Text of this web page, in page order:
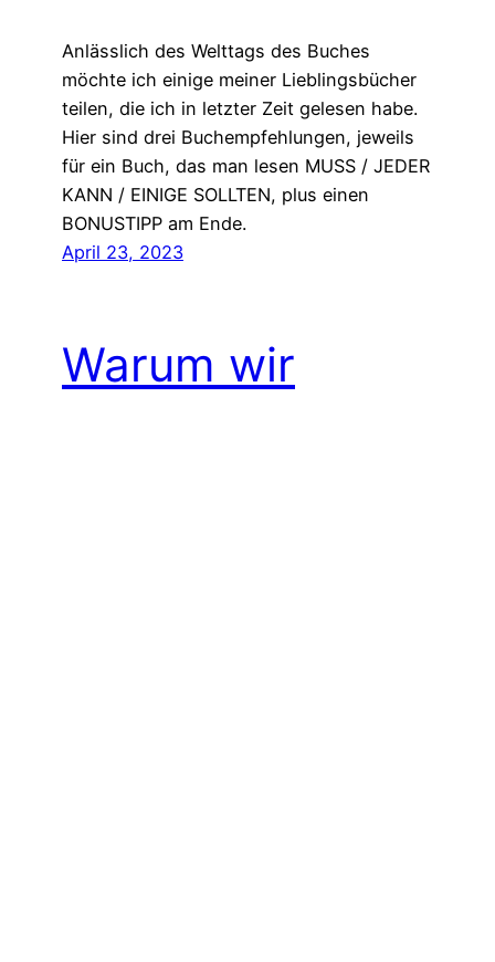
Anlässlich des Welttags des Buches
möchte ich einige meiner Lieblingsbücher
teilen, die ich in letzter Zeit gelesen habe.
Hier sind drei Buchempfehlungen, jeweils
für ein Buch, das man lesen MUSS / JEDER
KANN / EINIGE SOLLTEN, plus einen
BONUSTIPP am Ende.
April 23, 2023
Warum wir